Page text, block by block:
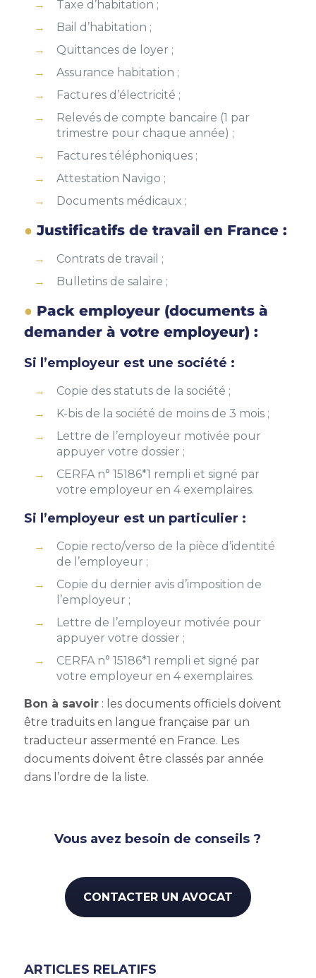
Taxe d’habitation ;
Bail d’habitation ;
Quittances de loyer ;
Assurance habitation ;
Factures d’électricité ;
Relevés de compte bancaire (1 par
trimestre pour chaque année) ;
Factures téléphoniques ;
Attestation Navigo ;
Documents médicaux ;
Justificatifs de travail en France :
Contrats de travail ;
Bulletins de salaire ;
Pack employeur (documents à
demander à votre employeur) :
Si l’employeur est une société :
Copie des statuts de la société ;
K-bis de la société de moins de 3 mois ;
Lettre de l’employeur motivée pour
appuyer votre dossier ;
CERFA n° 15186*1 rempli et signé par
votre employeur en 4 exemplaires.
Si l’employeur est un particulier :
Copie recto/verso de la pièce d’identité
de l’employeur ;
Copie du dernier avis d’imposition de
l’employeur ;
Lettre de l’employeur motivée pour
appuyer votre dossier ;
CERFA n° 15186*1 rempli et signé par
votre employeur en 4 exemplaires.
Bon à savoir: les documents officiels doivent
être traduits en langue française par un
traducteur assermenté en France. Les
documents doivent être classés par année
dans l’ordre de la liste.
Vous avez besoin de conseils ?
CONTACTER UN AVOCAT
ARTICLES RELATIFS